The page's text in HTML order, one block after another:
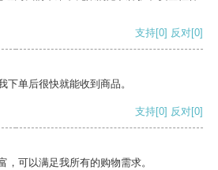
支持[0] 反对[0]
下单后很快就能收到商品。
支持[0] 反对[0]
，可以满足我所有的购物需求。